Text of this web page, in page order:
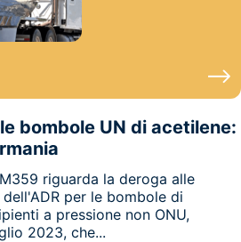
bombole UN di acetilene:
riguarda la deroga alle
per le bombole di
a pressione non ONU,
2023, che...